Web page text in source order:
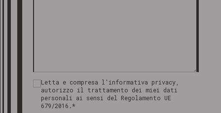
Letta e compresa l'informativa privacy,
autorizzo il trattamento dei miei dati
personali ai sensi del Regolamento UE
679/2016.*